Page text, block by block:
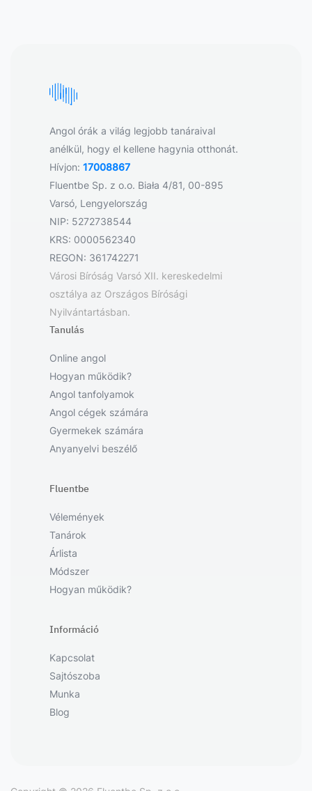
Angol órák a világ legjobb tanáraival
anélkül, hogy el kellene hagynia otthonát.
Hívjon: 17008867
Fluentbe Sp. z o.o. Biała 4/81, 00-895
Varsó, Lengyelország
NIP: 5272738544
KRS: 0000562340
REGON: 361742271
Városi Bíróság Varsó XII. kereskedelmi
osztálya az Országos Bírósági
Nyilvántartásban.
Tanulás
Online angol
Hogyan működik?
Angol tanfolyamok
Angol cégek számára
Gyermekek számára
Anyanyelvi beszélő
Fluentbe
Vélemények
Tanárok
Árlista
Módszer
Hogyan működik?
Információ
Kapcsolat
Sajtószoba
Munka
Blog